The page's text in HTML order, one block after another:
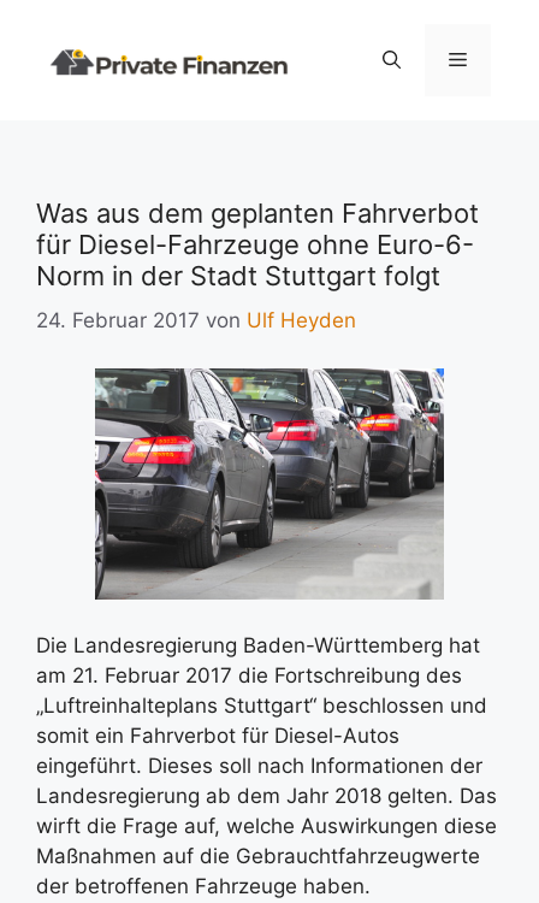
springen
Menü
Was aus dem geplanten Fahrverbot
für Diesel-Fahrzeuge ohne Euro-6-
Norm in der Stadt Stuttgart folgt
24. Februar 2017 von Ulf Heyden
Die Landesregierung Baden-Württemberg hat
am 21. Februar 2017 die Fortschreibung des
„Luftreinhalteplans Stuttgart“ beschlossen und
somit ein Fahrverbot für Diesel-Autos
eingeführt. Dieses soll nach Informationen der
Landesregierung ab dem Jahr 2018 gelten. Das
wirft die Frage auf, welche Auswirkungen diese
Maßnahmen auf die Gebrauchtfahrzeugwerte
der betroffenen Fahrzeuge haben.